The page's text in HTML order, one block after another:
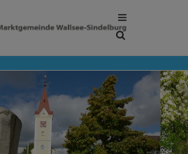
Site